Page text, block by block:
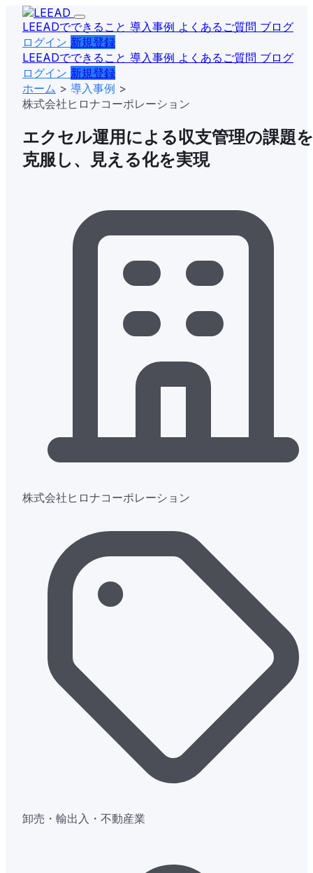
LEEADでできること 導入事例 よくあるご質問 ブログ
ログイン 新規登録
LEEADでできること 導入事例 よくあるご質問 ブログ
ログイン 新規登録
ホーム > 導入事例 >
株式会社ヒロナコーポレーション
エクセル運用による収支管理の課題を
克服し、見える化を実現
株式会社ヒロナコーポレーション
卸売・輸出入・不動産業